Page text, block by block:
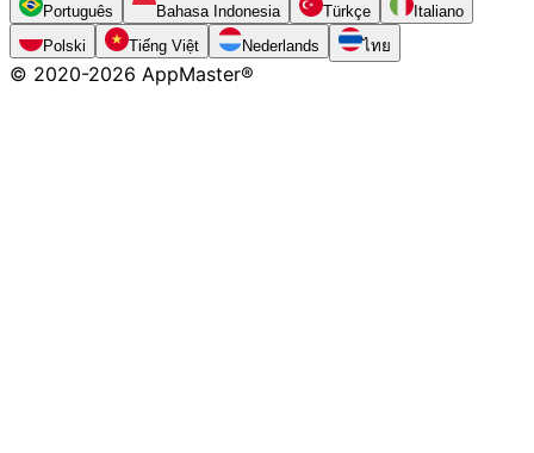
Português Bahasa Indonesia Türkçe
Italiano
Polski
Tiếng Việt Nederlands ไทย
© 2020-2026 AppMaster®